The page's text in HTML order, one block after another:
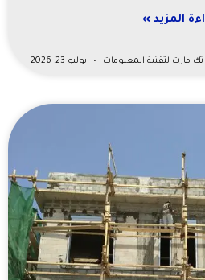
المزيد »
مارت لتقنية المعلومات يوليو 23, 2026